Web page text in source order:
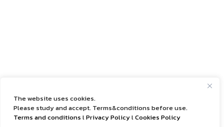
The website uses cookies.
Please study and accept. Terms&conditions before use.
Terms and conditions lPrivacy PolicylCookies Policy